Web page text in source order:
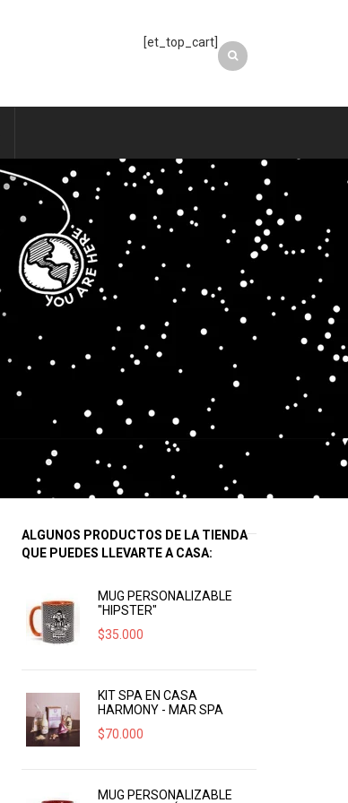
[et_top_cart]
ALGUNOS PRODUCTOS DE LA TIENDA
QUE PUEDES LLEVARTE A CASA:
MUG PERSONALIZABLE
"HIPSTER"
$35.000
KIT SPA EN CASA
HARMONY - MAR SPA
$70.000
MUG PERSONALIZABLE